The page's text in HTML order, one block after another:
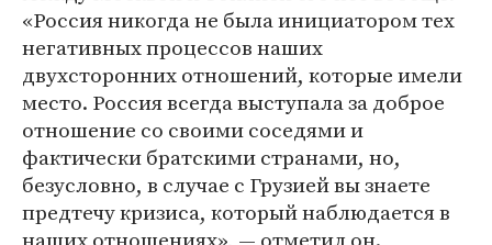
«Россия никогда не была инициатором тех
негативных процессов наших
двухсторонних отношений, которые имели
место. Россия всегда выступала за доброе
отношение со своими соседями и
фактически братскими странами, но,
безусловно, в случае с Грузией вы знаете
предтечу кризиса, который наблюдается в